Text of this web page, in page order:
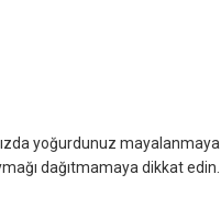
yoğurdunuz mayalanmaya
dağıtmamaya dikkat edin.